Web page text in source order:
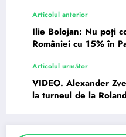
Articolul anterior
Ilie Bolojan: Nu poți
României cu 15% în
Articolul următor
VIDEO. Alexander
la turneul de la